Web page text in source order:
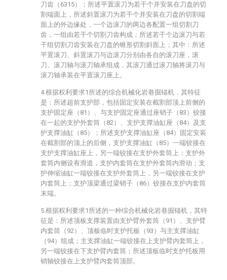
刀齿（6315）；所述平置滚刀为若干个并安装在刀盘的切
割端面上，所述斜置滚刀为若干个并安装在刀盘的切割端
面上的外边缘处，一个边滚刀的两边各配置一组切割刀
齿，一组由若干个切割刀齿构成；所述若干个边滚刀与若
干组切割刀齿安装在刀盘的锥形切割斜面上；其中：所述
平置滚刀、斜置滚刀与边滚刀分别由各自的滚刀座，滚
刀、滚刀轴与滚刀轴承组成，其滚刀通过滚刀轴将滚刀与
滚刀轴承装在平置滚刀座上。
4.根据权利要求1所述的综合机械化岩巷掘锚机，其特征
是：所述超前支护部，包括固定安装在截割部顶上前侧的
支护固定座（81）、与支护固定座通过座销子（83）铰接
在一起的支护外套筒（82）、支护支撑油缸座（84）及支
护支撑油缸（85）；所述支护支撑油缸座（84）固定安装
在截割部的顶上的后侧，支护支撑油缸（85）一端铰接在
支护支撑油缸座上，另一端铰接在支护外套筒上；支护外
套筒内侧设有滑道，支护内套筒在支护外套筒内滑动；支
护伸缩油缸一端铰接在支护外套筒上，另一端铰接在支护
内套筒上；支护顶梁通过梁销子（86）铰接在支护内套筒
末端。
5.根据权利要求1所述的一种综合机械化岩巷掘锚机，其特
征是：所述顶板支撑装置由支护臂外套筒（91）、支护臂
内套筒（92）、顶板临时支护托板（93）与主支撑油缸
（94）组成；主支撑油缸一端铰接在上支护臂内套筒上，
另一端铰接在下支护臂内套筒；所述顶板临时支护托板用
销轴铰接在上支护臂内套筒顶部。